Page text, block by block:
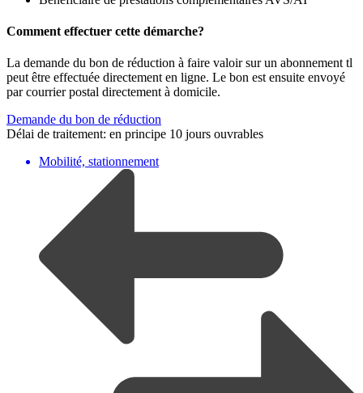
Comment effectuer cette démarche?
La demande du bon de réduction à faire valoir sur un abonnement tl
peut être effectuée directement en ligne. Le bon est ensuite envoyé
par courrier postal directement à domicile.
Demande du bon de réduction
Délai de traitement: en principe 10 jours ouvrables
Mobilité, stationnement